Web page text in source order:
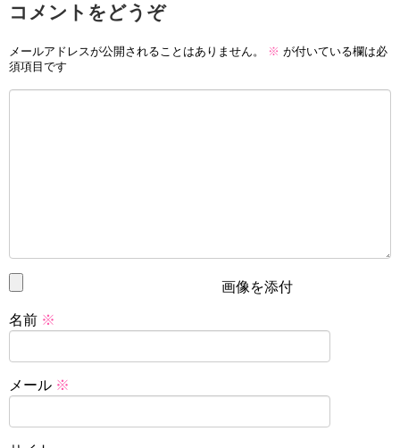
0 0 0
フォローする
コメントをどうぞ
メールアドレスが公開されることはありません。 ※ が付いている欄は必
須項目です
画像を添付
名前 ※
メール ※